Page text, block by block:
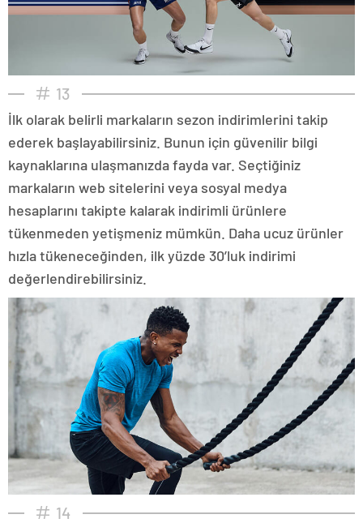
13
İlk olarak belirli markaların sezon indirimlerini takip
ederek başlayabilirsiniz. Bunun için güvenilir bilgi
kaynaklarına ulaşmanızda fayda var. Seçtiğiniz
markaların web sitelerini veya sosyal medya
hesaplarını takipte kalarak indirimli ürünlere
tükenmeden yetişmeniz mümkün. Daha ucuz ürünler
hızla tükeneceğinden, ilk yüzde 30’luk indirimi
değerlendirebilirsiniz.
14